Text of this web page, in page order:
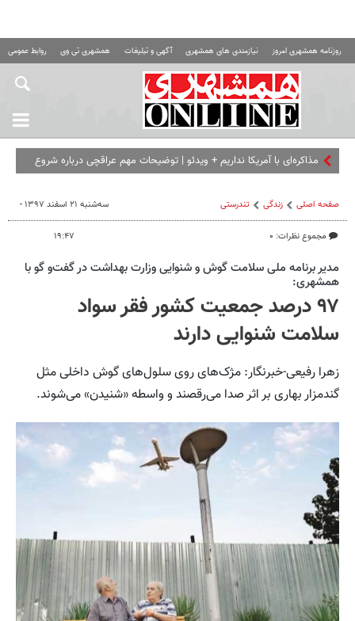
روزنامه همشهری امروز نیازمندی های همشهری آگهی و تبلیغات همشهری تی وی روابط عمومی
مذاکره‌ای با آمریکا نداریم + ویدئو | توضیحات مهم عراقچی درباره شروع
صفحه اصلی زندگی تندرستی
مجموع نظرات: ۰
سه‌شنبه ۲۱ اسفند ۱۳۹۷ -
۱۹:۴۷
مدیر برنامه ملی سلامت گوش و شنوایی وزارت بهداشت در گفت‌و گو با
همشهری:
۹۷ درصد جمعیت کشور فقر سواد
سلامت شنوایی دارند
زهرا رفیعی-خبرنگار: مژک‌های روی سلول‌های گوش داخلی مثل
گندمزار بهاری بر اثر صدا می‌رقصند و واسطه «شنیدن» می‌شوند.